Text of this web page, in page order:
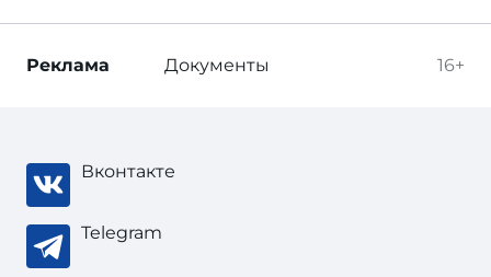
16+
Реклама Документы
Вконтакте
Telegram